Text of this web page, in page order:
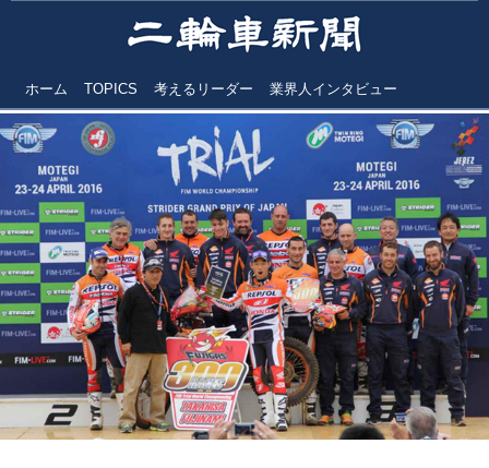
ホーム TOPICS 考えるリーダー 業界人インタビュー